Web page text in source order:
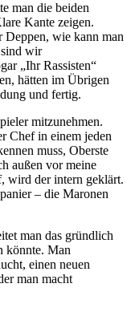
man die beiden
Kante zeigen.
Deppen, wie kann man
sind wir
„Ihr Rassisten“
hätten im Übrigen
und fertig.
mitzunehmen.
Chef in einem jeden
muss, Oberste
außen vor meine
wird der intern geklärt.
– die Maronen
man das gründlich
könnte. Man
einen neuen
man macht